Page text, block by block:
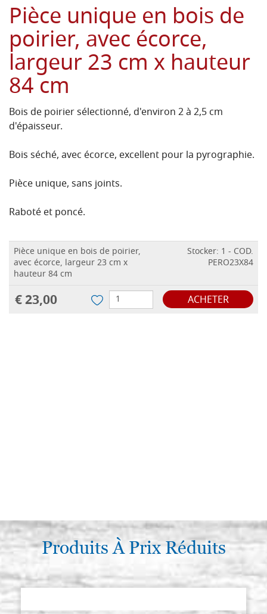
Pièce unique en bois de
poirier, avec écorce,
largeur 23 cm x hauteur
84 cm
Bois de poirier sélectionné, d'environ 2 à 2,5 cm
d'épaisseur.
Bois séché, avec écorce, excellent pour la pyrographie.
Pièce unique, sans joints.
Raboté et poncé.
Pièce unique en bois de poirier,
avec écorce, largeur 23 cm x
hauteur 84 cm
Stocker: 1 - COD.
PERO23X84
€ 23,00 ACHETER
Produits À Prix Réduits